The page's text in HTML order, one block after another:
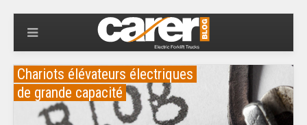
Chariots élévateurs électriques
de grande capacité